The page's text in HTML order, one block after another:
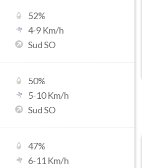
52%
4-9 Km/h
Sud SO
50%
5-10Km/h
Sud SO
47%
6-11 Km/h